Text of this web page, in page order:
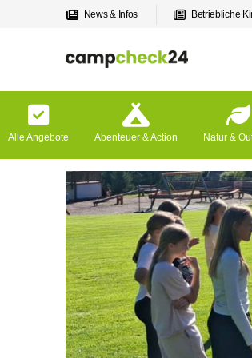
News & Infos Betriebliche
Alle Angebote Abenteuer & Action Natur &